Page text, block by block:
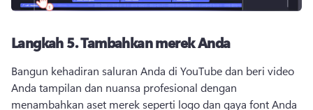
Langkah 5.Tambahkan merek Anda
Bangun kehadiran saluran Anda di YouTube dan beri video
Anda tampilan dan nuansa profesional dengan
menambahkan aset merek seperti logo dan gaya font Anda